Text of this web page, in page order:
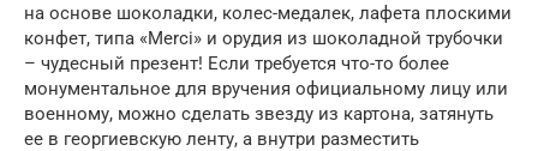
на основе шоколадки, колес-медалек, лафета плоскими
конфет, типа «Merci» и орудия из шоколадной трубочки
– чудесный презент! Если требуется что-то более
монументальное для вручения официальному лицу или
военному, можно сделать звезду из картона, затянуть
ее в георгиевскую ленту, а внутри разместить